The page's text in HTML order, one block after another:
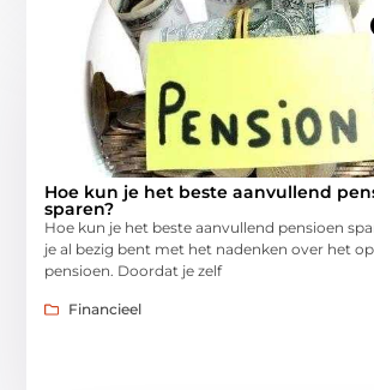
Hoe kun je het beste aanvullend
sparen?
Hoe kun je het beste aanvullend pensioen
je al bezig bent met het nadenken over het
pensioen. Doordat je zelf
Financieel